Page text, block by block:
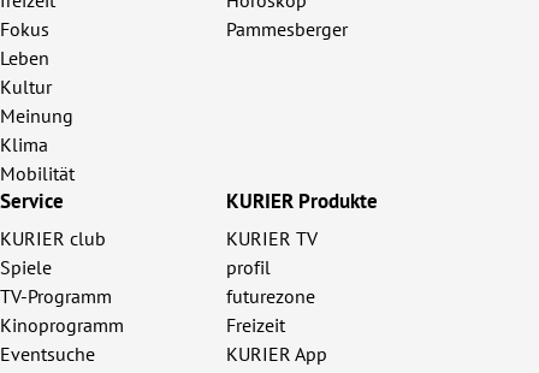
Fokus
Leben
Kultur
Meinung
Klima
Mobilität
Pammesberger
Service
KURIER club
Spiele
TV-Programm
Kinoprogramm
Eventsuche
KURIER Produkte
KURIER TV
profil
futurezone
Freizeit
KURIER App